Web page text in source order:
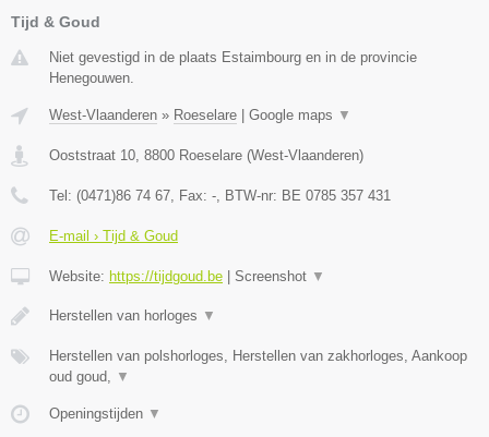
Tijd & Goud
Niet gevestigd in de plaats Estaimbourg en in de provincie
Henegouwen.
West-Vlaanderen » Roeselare | Google maps ▼
Ooststraat 10 8800 Roeselare (West-Vlaanderen)
Tel: (0471)86 74 67 , Fax: - , BTW-nr: BE 0785 357 431
E-mail › Tijd & Goud
Website: https://tijdgoud.be | Screenshot ▼
Herstellen van horloges ▼
Herstellen van polshorloges, Herstellen van zakhorloges, Aankoop
oud goud,
▼
Openingstijden ▼